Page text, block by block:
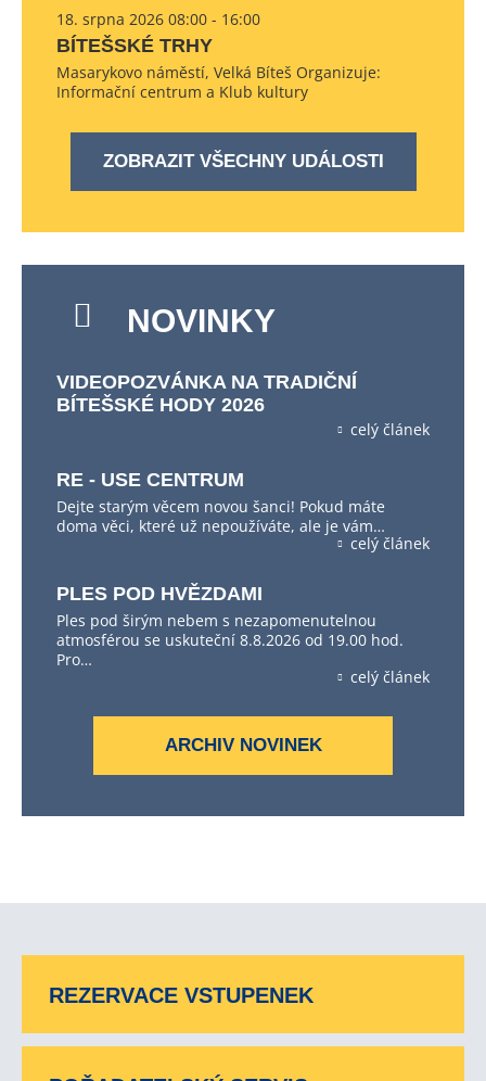
18. srpna 2026 08:00 - 16:00
BÍTEŠSKÉ TRHY
Masarykovo náměstí, Velká Bíteš Organizuje:
Informační centrum a Klub kultury
ZOBRAZIT VŠECHNY UDÁLOSTI
NOVINKY
VIDEOPOZVÁNKA NA TRADIČNÍ
BÍTEŠSKÉ HODY 2026
celý článek
RE - USE CENTRUM
Dejte starým věcem novou šanci! Pokud máte
doma věci, které už nepoužíváte, ale je vám…
celý článek
PLES POD HVĚZDAMI
Ples pod širým nebem s nezapomenutelnou
atmosférou se uskuteční 8.8.2026 od 19.00 hod.
Pro…
celý článek
ARCHIV NOVINEK
REZERVACE VSTUPENEK